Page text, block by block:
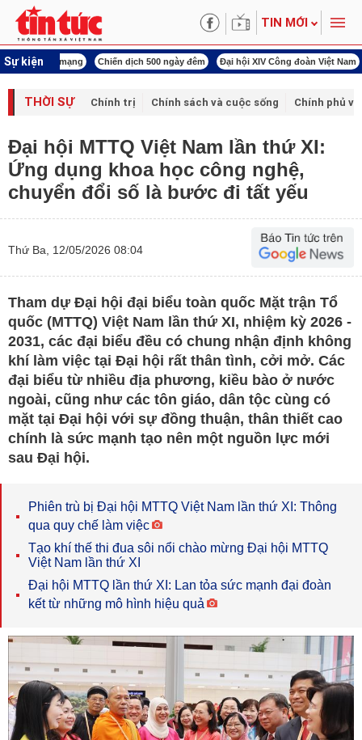
TIN MỚI
Sự kiện
mạng Chiến dịch 500 ngày đêm Đại hội XIV Công đoàn Việt Nam
THỜI SỰ Chính trị Chính sách và cuộc sống Chính phủ
Đại hội MTTQ Việt Nam lần thứ XI:
Ứng dụng khoa học công nghệ,
chuyển đổi số là bước đi tất yếu
Thứ Ba, 12/05/2026 08:04
Tham dự Đại hội đại biểu toàn quốc Mặt trận Tổ
quốc (MTTQ) Việt Nam lần thứ XI, nhiệm kỳ 2026 -
2031, các đại biểu đều có chung nhận định không
khí làm việc tại Đại hội rất thân tình, cởi mở. Các
đại biểu từ nhiều địa phương, kiều bào ở nước
ngoài, cũng như các tôn giáo, dân tộc cùng có
mặt tại Đại hội với sự đồng thuận, thân thiết cao
chính là sức mạnh tạo nên một nguồn lực mới
sau Đại hội.
Phiên trù bị Đại hội MTTQ Việt Nam lần thứ XI: Thông
qua quy chế làm việc
Tạo khí thế thi đua sôi nổi chào mừng Đại hội MTTQ
Việt Nam lần thứ XI
Đại hội MTTQ lần thứ XI: Lan tỏa sức mạnh đại đoàn
kết từ những mô hình hiệu quả